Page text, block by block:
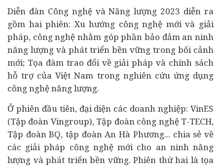
Diễn đàn Công nghệ và Năng lượng 2023 diễn ra
gồm hai phiên: Xu hướng công nghệ mới và giải
pháp, công nghệ nhằm góp phần bảo đảm an ninh
năng lượng và phát triển bền vững trong bối cảnh
mới; Tọa đàm trao đổi về giải pháp và chính sách
hỗ trợ của Việt Nam trong nghiên cứu ứng dụng
công nghệ năng lượng.
Ở phiên đầu tiên, đại diện các doanh nghiệp: VinES
(Tập đoàn Vingroup), Tập đoàn công nghệ T-TECH,
Tập đoàn BQ, tập đoàn An Hà Phương... chia sẻ về
các giải pháp công nghệ mới cho an ninh năng
lượng và phát triển bền vững. Phiên thứ hai là tọa